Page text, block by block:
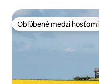
Obľúbené medzi hosťami
Obľúbené medzi hosťami